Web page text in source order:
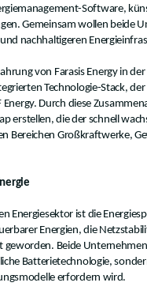
Software,
Gemeinsam wollen beide
nachhaltigeren
von Farasis Energy in
Technologie-Stack,
Durch diese
erstellen, die der schnell
Bereichen Großkraftwerke,
Energiesektor ist die
Energien, die
Beide
Batterietechnologie,
erfordern wird.